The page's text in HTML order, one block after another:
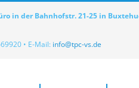
in der Bahnhofstr. 21-25 in
• E-Mail: info@tpc-vs.de